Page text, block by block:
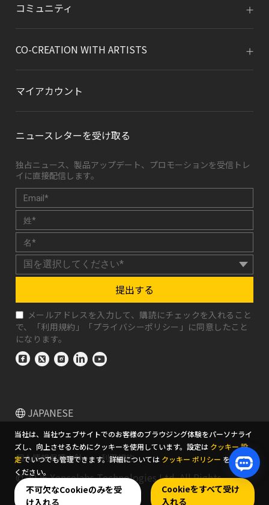
コミュニティ
CO-CREATION WITH ARTISTS
マイアカウント
ニュースレターを受け取る
独占ニュース、製品アップデート、プロモーションを受信トレ
イに直接配信します。
提出する
メールアドレスを入力して、購読にチェックを入れること
で、「利用規約 」「プライバシーポリシー 」に同意したこと
になります。
JAPANESE
個人情報保護方針 利用規約
© 2026 Xencelabs Technologies Ltd. All Rights
Reserved.
当社は、当社ウェブサイトでのお客様のブラウジング体験をパーソナライ
ズし、向上させるためにクッキーを使用しています。設定は クッキー 設
定でいつでも管理できます。詳細については クッキー ポリシー をお読み
ください。
不可欠なCookieのみを受
け入れる
Cookieをすべて受け
入れる